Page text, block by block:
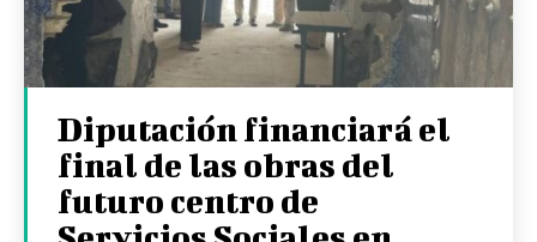
Diputación financiará el
final de las obras del
futuro centro de